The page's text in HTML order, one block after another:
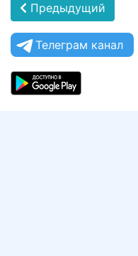
Предыдущий
Телеграм канал